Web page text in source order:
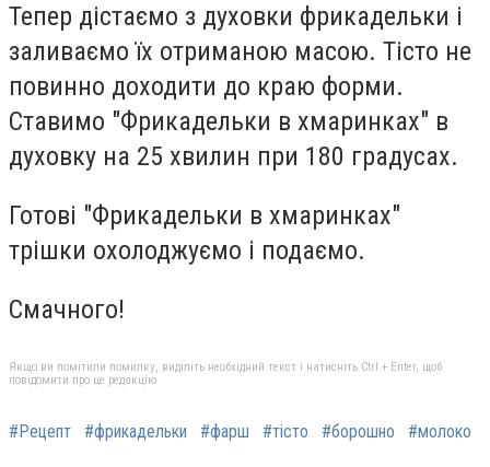
Тепер дістаємо з духовки фрикадельки і
заливаємо їх отриманою масою. Тісто не
повинно доходити до краю форми.
Ставимо "Фрикадельки в хмаринках" в
духовку на 25 хвилин при 180 градусах.
Готові "Фрикадельки в хмаринках"
трішки охолоджуємо і подаємо.
Смачного!
Якщо ви помітили помилку, виділіть необхідний текст і натисніть Ctrl + Enter, щоб
повідомити про це редакцію
#Рецепт #фрикадельки #фарш #тісто #борошно #молоко